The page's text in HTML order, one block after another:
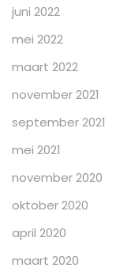
juni 2022
mei 2022
maart 2022
november 2021
september 2021
mei 2021
november 2020
oktober 2020
april 2020
maart 2020